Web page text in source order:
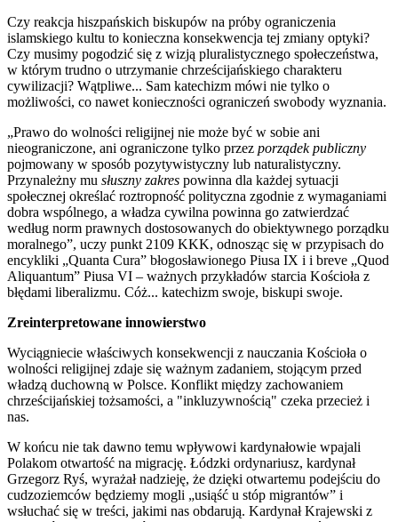
Czy reakcja hiszpańskich biskupów na próby ograniczenia
islamskiego kultu to konieczna konsekwencja tej zmiany optyki?
Czy musimy pogodzić się z wizją pluralistycznego społeczeństwa,
w którym trudno o utrzymanie chrześcijańskiego charakteru
cywilizacji? Wątpliwe... Sam katechizm mówi nie tylko o
możliwości, co nawet konieczności ograniczeń swobody wyznania.
„Prawo do wolności religijnej nie może być w sobie ani
nieograniczone, ani ograniczone tylko przez porządek publiczny
pojmowany w sposób pozytywistyczny lub naturalistyczny.
Przynależny mu słuszny zakres powinna dla każdej sytuacji
społecznej określać roztropność polityczna zgodnie z wymaganiami
dobra wspólnego, a władza cywilna powinna go zatwierdzać
według norm prawnych dostosowanych do obiektywnego porządku
moralnego”, uczy punkt 2109 KKK, odnosząc się w przypisach do
encykliki „Quanta Cura” błogosławionego Piusa IX i i breve „Quod
Aliquantum” Piusa VI – ważnych przykładów starcia Kościoła z
błędami liberalizmu. Cóż... katechizm swoje, biskupi swoje.
Zreinterpretowane innowierstwo
Wyciągniecie właściwych konsekwencji z nauczania Kościoła o
wolności religijnej zdaje się ważnym zadaniem, stojącym przed
władzą duchowną w Polsce. Konflikt między zachowaniem
chrześcijańskiej tożsamości, a "inkluzywnością" czeka przecież i
nas.
W końcu nie tak dawno temu wpływowi kardynałowie wpajali
Polakom otwartość na migrację. Łódzki ordynariusz, kardynał
Grzegorz Ryś, wyrażał nadzieję, że dzięki otwartemu podejściu do
cudzoziemców będziemy mogli „usiąść u stóp migrantów” i
wsłuchać się w treści, jakimi nas obdarują. Kardynał Krajewski z